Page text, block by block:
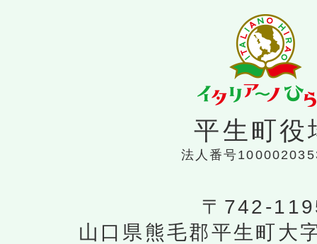
平生町役
法人番号
〒742-
山口県熊毛郡平生町大